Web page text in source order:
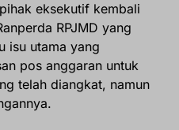
eksekutif kembali
RPJMD yang
isu utama yang
pos anggaran untuk
telah diangkat, namun